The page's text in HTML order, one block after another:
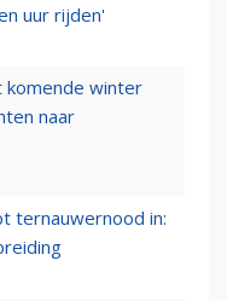
uur rijden'
komende winter
naar
ternauwernood in: